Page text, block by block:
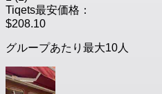
Tiqets最安価格：
$208.10
グループあたり最大10人